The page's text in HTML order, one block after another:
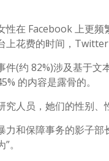
性在 Facebook 上更
上花费的时间，Twitter
件(约 82%)涉及基于文
的内容是露骨的。
究人员，她们的性别、
力和保障事务的影子部
。